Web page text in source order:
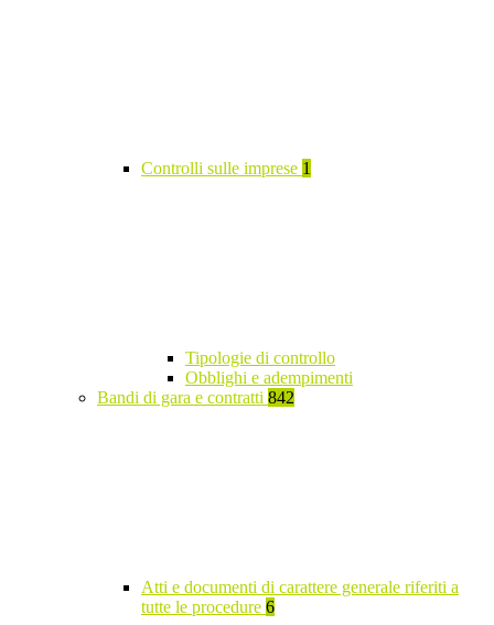
Controlli sulle imprese 1
Tipologie di controllo
Obblighi e adempimenti
Bandi di gara e contratti 842
Atti e documenti di carattere generale riferiti a
tutte le procedure 6